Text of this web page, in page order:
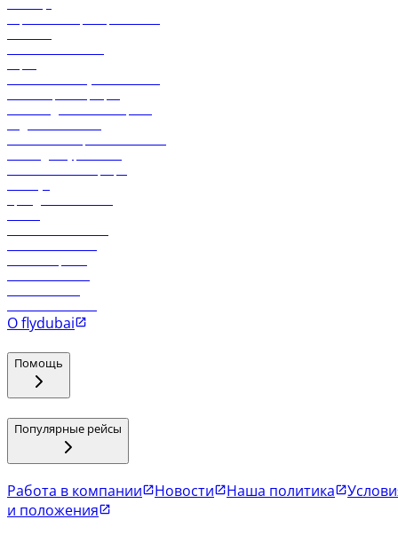
О flydubai
Помощь
Популярные рейсы
Работа в компании Новости Наша политика
и положения